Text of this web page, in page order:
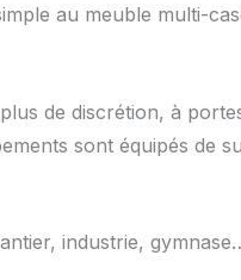
au meuble multi-
de discrétion, à
sont équipés de
industrie,